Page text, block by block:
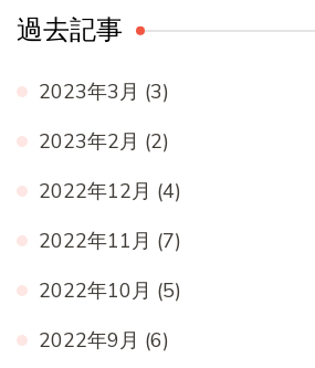
過去記事
2023年3月 (3)
2023年2月 (2)
2022年12月 (4)
2022年11月 (7)
2022年10月 (5)
2022年9月 (6)